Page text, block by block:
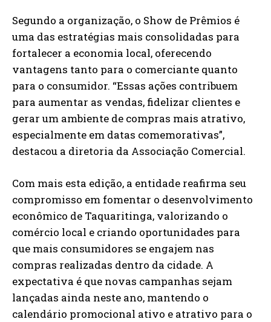
Segundo a organização, o Show de Prêmios é
uma das estratégias mais consolidadas para
fortalecer a economia local, oferecendo
vantagens tanto para o comerciante quanto
para o consumidor. “Essas ações contribuem
para aumentar as vendas, fidelizar clientes e
gerar um ambiente de compras mais atrativo,
especialmente em datas comemorativas”,
destacou a diretoria da Associação Comercial.
Com mais esta edição, a entidade reafirma seu
compromisso em fomentar o desenvolvimento
econômico de Taquaritinga, valorizando o
comércio local e criando oportunidades para
que mais consumidores se engajem nas
compras realizadas dentro da cidade. A
expectativa é que novas campanhas sejam
lançadas ainda neste ano, mantendo o
calendário promocional ativo e atrativo para o